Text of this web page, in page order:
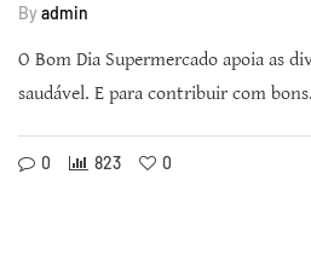
By admin
O Bom Dia Supermercado apoia as
saudável. E para contribuir com
0 823 0